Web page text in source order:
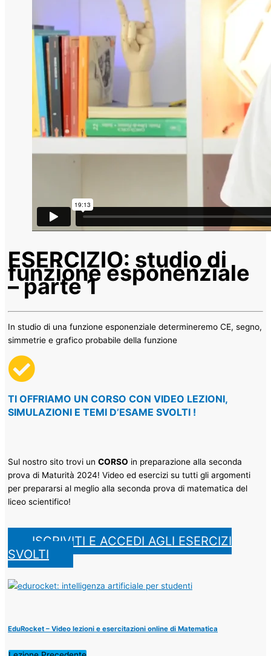
ESERCIZIO: studio di
funzione esponenziale
– parte 1
In studio di una funzione esponenziale determineremo CE, segno,
simmetrie e grafico probabile della funzione
TI OFFRIAMO UN CORSO CON VIDEO LEZIONI,
SIMULAZIONI E TEMI D’ESAME SVOLTI !​
Sul nostro sito trovi un CORSO in preparazione alla seconda
prova di Maturità 2024! Video ed esercizi su tutti gli argomenti
per prepararsi al meglio alla seconda prova di matematica del
liceo scientifico!
ISCRIVITI E ACCEDI AGLI ESERCIZI
SVOLTI
EduRocket – Video lezioni e esercitazioni online di Matematica